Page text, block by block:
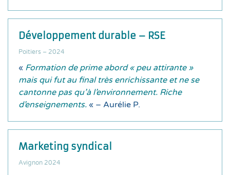
Développement durable – RSE
Poitiers – 2024
« Formation de prime abord « peu attirante »
mais qui fut au final très enrichissante et ne se
cantonne pas qu’à l’environnement. Riche
d’enseignements. « – Aurélie P.
Marketing syndical
Avignon 2024